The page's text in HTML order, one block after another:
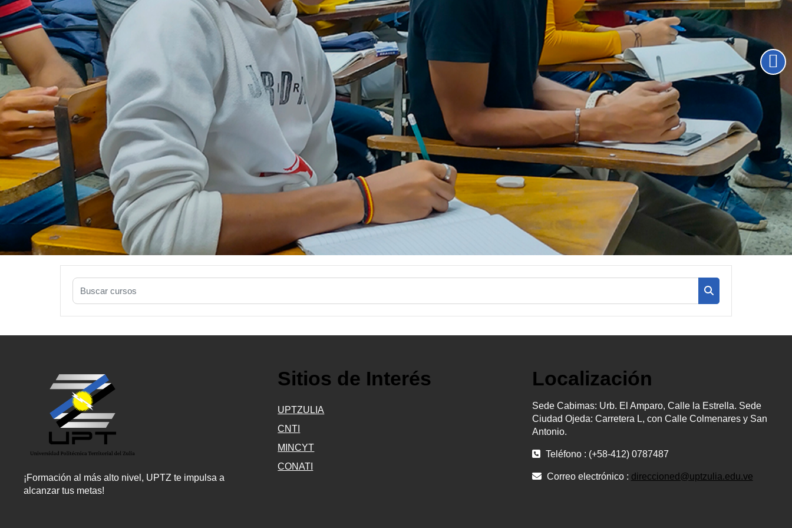
Buscar cursos
¡Formación al más alto nivel, UPTZ te impulsa a
alcanzar tus metas!
Sitios de Interés
UPTZULIA
CNTI
MINCYT
CONATI
Localización
Sede Cabimas: Urb. El Amparo, Calle la Estrella. Sede
Ciudad Ojeda: Carretera L, con Calle Colmenares y San
Antonio.
Teléfono : (+58-412) 0787487
Correo electrónico : direccioned@uptzulia.edu.ve